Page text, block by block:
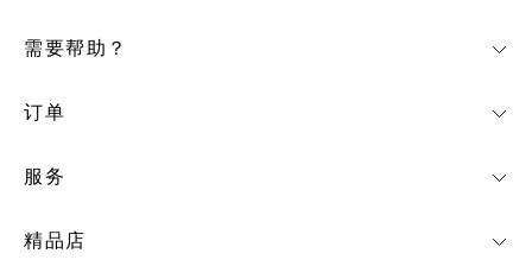
需要帮助？
订单
服务
精品店